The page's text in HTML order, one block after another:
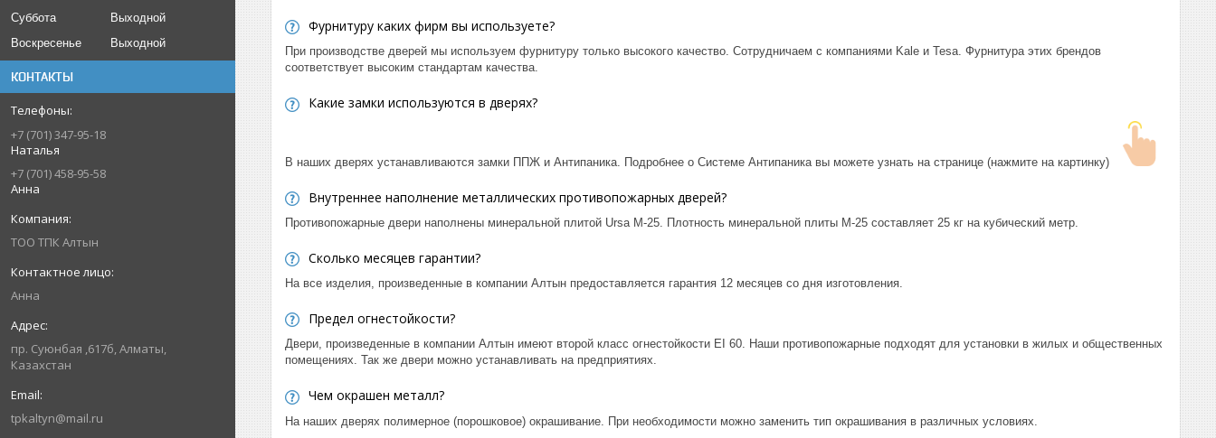
Суббота
Выходной
Воскресенье
Выходной
КОНТАКТЫ
+7 (701) 347-95-18
Наталья
+7 (701) 458-95-58
Анна
ТОО ТПК Алтын
Анна
пр. Суюнбая ,617б, Алматы,
Казахстан
tpkaltyn@mail.ru
Фурнитуру каких фирм вы используете?
При производстве дверей мы используем фурнитуру только высокого качество. Сотрудничаем с компаниями Kale и Tesa. Фурнитура этих брендов
соответствует высоким стандартам качества.
Какие замки используются в дверях?
В наших дверях устанавливаются замки ППЖ и Антипаника. Подробнее о Системе Антипаника вы можете узнать на странице (нажмите на картинку)
Внутреннее наполнение металлических противопожарных дверей?
Противопожарные двери наполнены минеральной плитой Ursa М-25. Плотность минеральной плиты М-25 составляет 25 кг на кубический метр.
Сколько месяцев гарантии?
На все изделия, произведенные в компании Алтын предоставляется гарантия 12 месяцев со дня изготовления.
Предел огнестойкости?
Двери, произведенные в компании Алтын имеют второй класс огнестойкости EI 60. Наши противопожарные подходят для установки в жилых и общественных
помещениях. Так же двери можно устанавливать на предприятиях.
Чем окрашен металл?
На наших дверях полимерное (порошковое) окрашивание. При необходимости можно заменить тип окрашивания в различных условиях.